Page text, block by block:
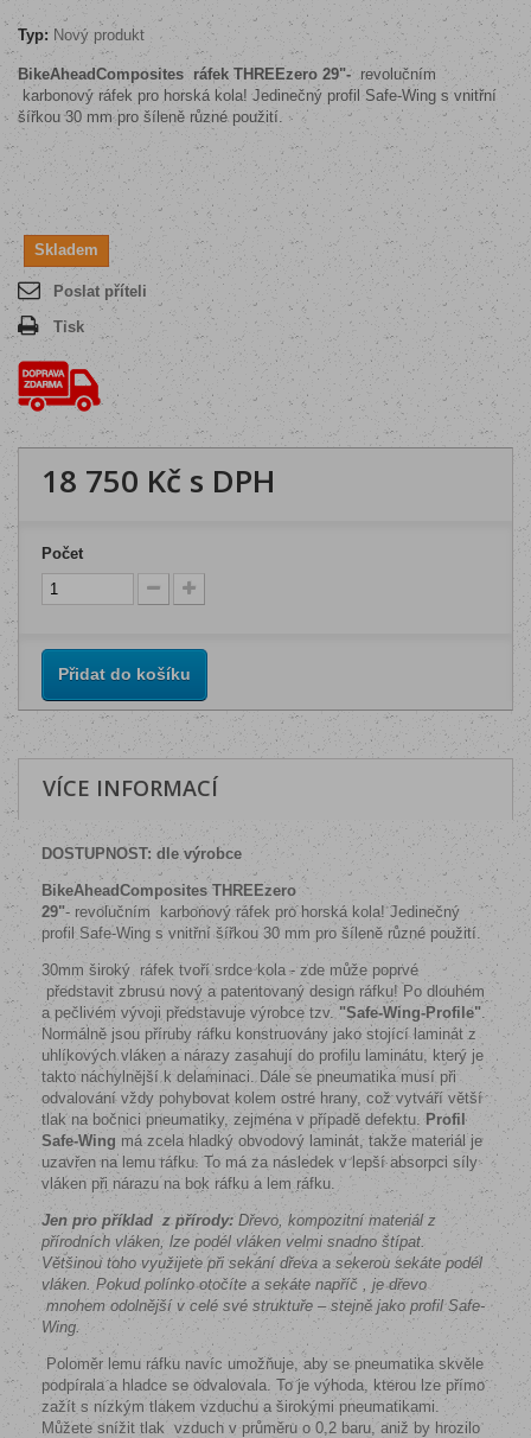
Typ: Nový produkt
BikeAheadComposites ráfek THREEzero 29"- revolučním
karbonový ráfek pro horská kola! Jedinečný profil Safe-Wing s vnitřní
šířkou 30 mm pro šíleně různé použití.
Skladem
Poslat příteli
Tisk
18 750 Kč s DPH
Počet
Přidat do košíku
VÍCE INFORMACÍ
DOSTUPNOST: dle výrobce
BikeAheadComposites THREEzero
29"- revolučním karbonový ráfek pro horská kola! Jedinečný
profil Safe-Wing s vnitřní šířkou 30 mm pro šíleně různé použití.
30mm široký ráfek tvoří srdce kola - zde může poprvé
představit zbrusu nový a patentovaný design ráfku! Po dlouhém
a pečlivém vývoji představuje výrobce tzv. "Safe-Wing-Profile".
Normálně jsou příruby ráfku konstruovány jako stojící laminát z
uhlíkových vláken a nárazy zasahují do profilu laminátu, který je
takto náchylnější k delaminaci. Dále se pneumatika musí při
odvalování vždy pohybovat kolem ostré hrany, což vytváří větší
tlak na bočnici pneumatiky, zejména v případě defektu. Profil
Safe-Wing má zcela hladký obvodový laminát, takže materiál je
uzavřen na lemu ráfku. To má za následek v lepší absorpci síly
vláken při nárazu na bok ráfku a lem ráfku.
Jen pro příklad z přírody: Dřevo, kompozitní materiál z
přírodních vláken, lze podél vláken velmi snadno štípat.
Většinou toho využijete při sekání dřeva a sekerou sekáte podél
vláken. Pokud polínko otočíte a sekáte napříč , je dřevo
mnohem odolnější v celé své struktuře – stejně jako profil Safe-
Wing.
Poloměr lemu ráfku navíc umožňuje, aby se pneumatika skvěle
podpírala a hladce se odvalovala. To je výhoda, kterou lze přímo
zažít s nízkým tlakem vzduchu a širokými pneumatikami.
Můžete snížit tlak vzduch v průměru o 0,2 baru, aniž by hrozilo